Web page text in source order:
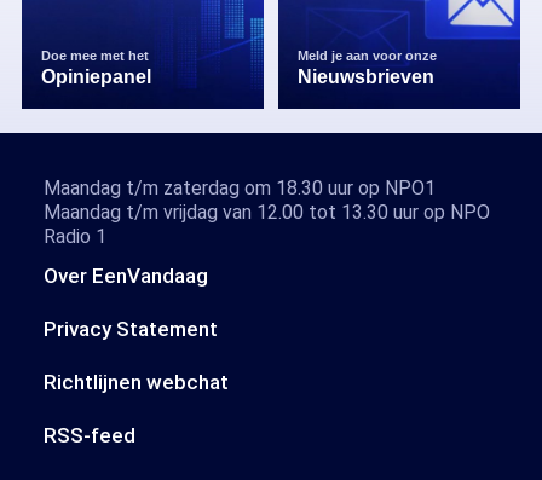
Doe mee met het
Opiniepanel
Meld je aan voor onze
Nieuwsbrieven
Over EenVandaag
Privacy Statement
Richtlijnen webchat
RSS-feed
Maandag t/m zaterdag om 18.30 uur op NPO1
Maandag t/m vrijdag van 12.00 tot 13.30 uur op NPO
Radio 1